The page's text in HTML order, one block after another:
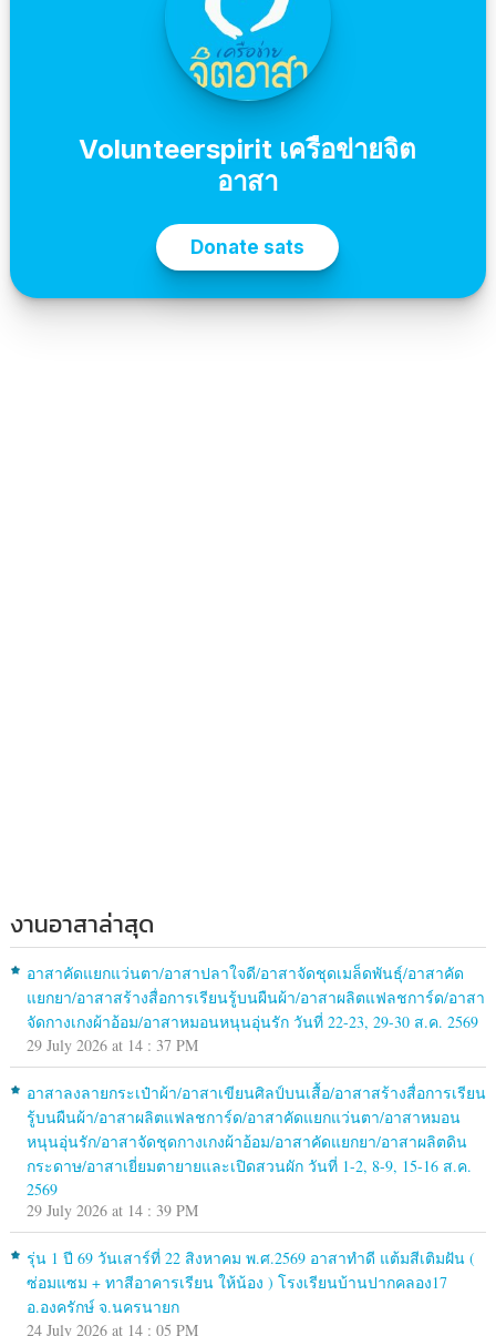
งานอาสาล่าสุด
อาสาคัดแยกแว่นตา/อาสาปลาใจดี/อาสาจัดชุดเมล็ดพันธุ์/อาสาคัด
แยกยา/อาสาสร้างสื่อการเรียนรู้บนผืนผ้า/อาสาผลิตแฟลชการ์ด/อาสา
จัดกางเกงผ้าอ้อม/อาสาหมอนหนุนอุ่นรัก วันที่ 22-23, 29-30 ส.ค. 2569
29 July 2026 at 14 : 37 PM
อาสาลงลายกระเป๋าผ้า/อาสาเขียนศิลป์บนเสื้อ/อาสาสร้างสื่อการเรียน
รู้บนผืนผ้า/อาสาผลิตแฟลชการ์ด/อาสาคัดแยกแว่นตา/อาสาหมอน
หนุนอุ่นรัก/อาสาจัดชุดกางเกงผ้าอ้อม/อาสาคัดแยกยา/อาสาผลิตดิน
กระดาษ/อาสาเยี่ยมตายายและเปิดสวนผัก วันที่ 1-2, 8-9, 15-16 ส.ค.
2569
29 July 2026 at 14 : 39 PM
รุ่น 1 ปี 69 วันเสาร์ที่ 22 สิงหาคม พ.ศ.2569 อาสาทำดี แต้มสีเติมฝัน (
ซ่อมแซม + ทาสีอาคารเรียน ให้น้อง ) โรงเรียนบ้านปากคลอง17
อ.องครักษ์ จ.นครนายก
24 July 2026 at 14 : 05 PM